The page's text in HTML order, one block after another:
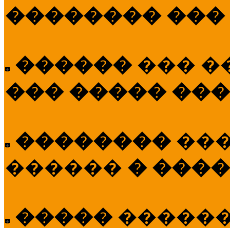
�������� ���
������ ���
��� �����
��������
������ �
�����